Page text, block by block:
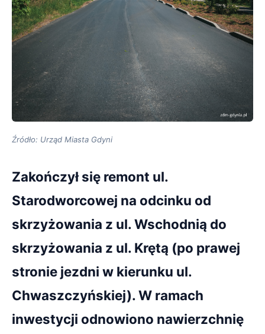
Źródło: Urząd Miasta Gdyni
Zakończył się remont ul.
Starodworcowej na odcinku od
skrzyżowania z ul. Wschodnią do
skrzyżowania z ul. Krętą (po prawej
stronie jezdni w kierunku ul.
Chwaszczyńskiej). W ramach
inwestycji odnowiono nawierzchnię